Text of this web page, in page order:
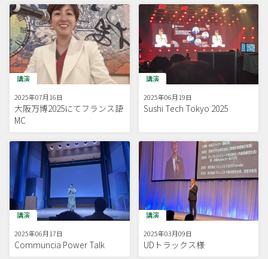
講演
2025年07月16日
大阪万博2025にてフランス語
MC
講演
2025年06月19日
Sushi Tech Tokyo 2025
講演
2025年06月17日
Communcia Power Talk
講演
2025年03月09日
UDトラックス様